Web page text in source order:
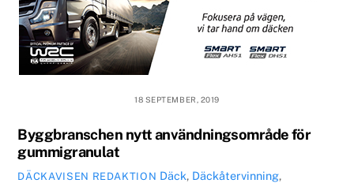
18 SEPTEMBER, 2019
Byggbranschen nytt användningsområde för
gummigranulat
DÄCKAVISEN REDAKTION Däck, Däckåtervinning,